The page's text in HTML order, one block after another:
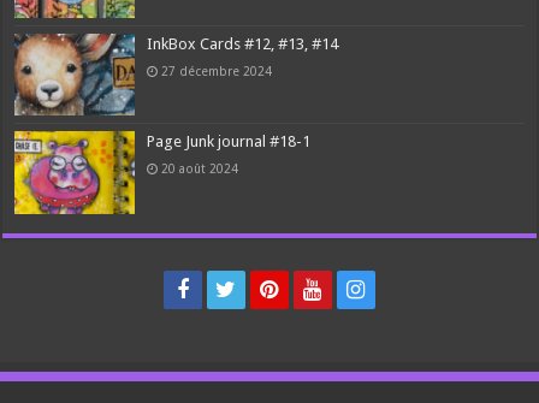
InkBox Cards #12, #13, #14
27 décembre 2024
Page Junk journal #18-1
20 août 2024